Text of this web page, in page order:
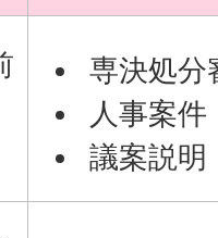
専決処分
人事案件
議案説明